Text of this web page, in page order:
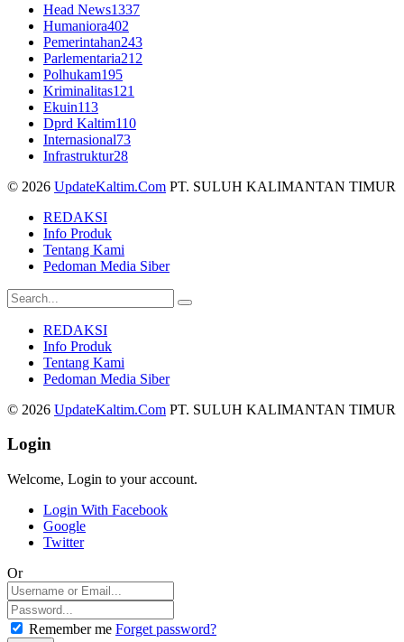
Head News1337
Humaniora402
Pemerintahan243
Parlementaria212
Polhukam195
Kriminalitas121
Ekuin113
Dprd Kaltim110
Internasional73
Infrastruktur28
© 2026 UpdateKaltim.Com PT. SULUH KALIMANTAN TIMUR
REDAKSI
Info Produk
Tentang Kami
Pedoman Media Siber
REDAKSI
Info Produk
Tentang Kami
Pedoman Media Siber
© 2026 UpdateKaltim.Com PT. SULUH KALIMANTAN TIMUR
Login
Welcome, Login to your account.
Login With Facebook
Google
Twitter
Or
Remember me Forget password?